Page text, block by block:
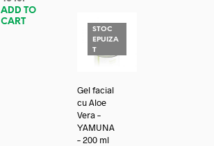
ADD TO
CART
STOC
EPUIZA
T
Gel facial
cu Aloe
Vera –
YAMUNA
– 200 ml